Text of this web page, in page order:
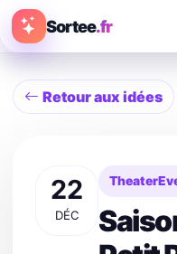
Sortee.fr
Retour aux idées
22
DÉC